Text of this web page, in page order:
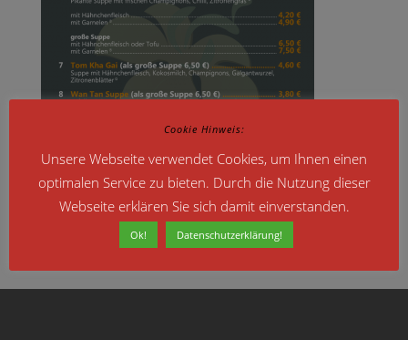
Cookie Hinweis:
Unsere Webseite verwendet Cookies, um Ihnen einen
optimalen Service zu bieten. Durch die Nutzung dieser
Webseite erklären Sie sich damit einverstanden.
Ok! Datenschutzerklärung!